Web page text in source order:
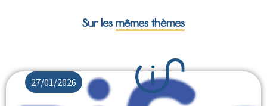
Sur les mêmes thèmes
27/01/2026